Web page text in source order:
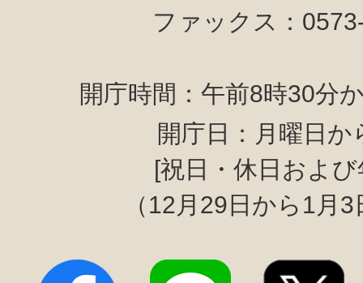
ファックス：
開庁時間：午前8時30分
開庁日：月曜日か
[祝日・休日およ
（12月29日から1月